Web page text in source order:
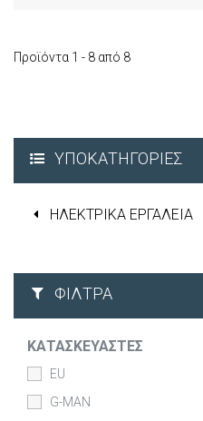
Προϊόντα 1 - 8 από 8
ΥΠΟΚΑΤΗΓΟΡΊΕΣ
ΗΛΕΚΤΡΙΚΑ ΕΡΓΑΛΕΙΑ
ΦΊΛΤΡΑ
ΚΑΤΑΣΚΕΥΑΣΤΈΣ
EU
G-MAN